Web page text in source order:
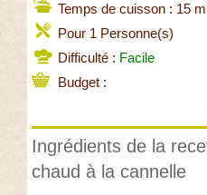
Temps de cuisson : 15
Pour 1 Personne(s)
Difficulté : Facile
Budget :
Ingrédients de la
chaud à la cannelle